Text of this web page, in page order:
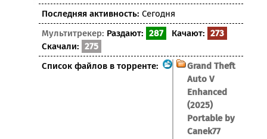
Последняя активность: Сегодня
Мультитрекер: Раздают: 287 Качают: 273
Скачали: 275
Список файлов в торренте:
Grand Theft
Auto V
Enhanced
(2025)
Portable by
Canek77